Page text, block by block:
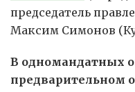
председатель
Максим Симонов
В одномандатных
предварительном